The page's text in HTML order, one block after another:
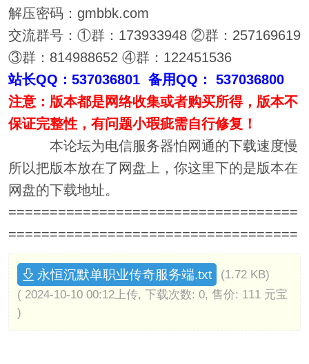
解压密码：gmbbk.com
交流群号：①群：173933948 ②群：257169619
③群：814988652 ④群：122451536
站长QQ：537036801 备用QQ： 537036800
注意：版本都是网络收集或者购买所得，版本不
保证完整性，有问题小瑕疵需自行修复！
本论坛为电信服务器怕网通的下载速度慢
所以把版本放在了网盘上，你这里下的是版本在
网盘的下载地址。
===================================
===================================
永恒沉默单职业传奇服务端.txt
(1.72 KB)
( 2024-10-10 00:12上传, 下载次数: 0, 售价: 111 元宝
)